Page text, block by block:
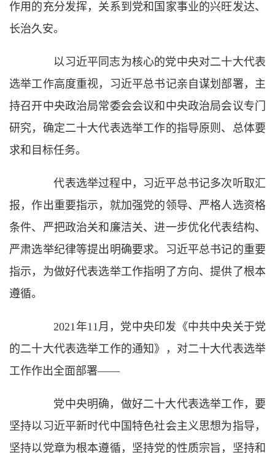
作用的充分发挥，关系到党和国家事业的兴旺发达、
长治久安。
以习近平同志为核心的党中央对二十大代表
选举工作高度重视，习近平总书记亲自谋划部署，主
持召开中央政治局常委会会议和中央政治局会议专门
研究，确定二十大代表选举工作的指导原则、总体要
求和目标任务。
代表选举过程中，习近平总书记多次听取汇
报，作出重要指示，就加强党的领导、严格人选资格
条件、严把政治关和廉洁关、进一步优化代表结构、
严肃选举纪律等提出明确要求。习近平总书记的重要
指示，为做好代表选举工作指明了方向、提供了根本
遵循。
2021年11月，党中央印发《中共中央关于党
的二十大代表选举工作的通知》，对二十大代表选举
工作作出全面部署——
党中央明确，做好二十大代表选举工作，要
坚持以习近平新时代中国特色社会主义思想为指导，
坚持以党章为根本遵循，坚持党的性质宗旨，坚持和